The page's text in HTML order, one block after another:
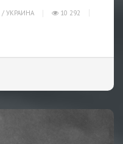
/ УКРАИНА
10 292